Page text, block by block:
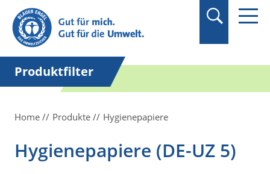
Suchbegriff in
Anführungszeichen
setzen.
Produktfilter
Home Produkte Hygienepapiere
Hygienepapiere (DE-UZ 5)